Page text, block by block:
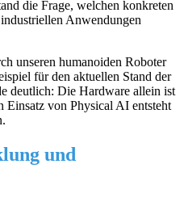
die Frage, welchen konkreten
Anwendungen
unseren humanoiden Roboter
für den aktuellen Stand der
deutlich: Die Hardware allein ist
Einsatz von Physical AI entsteht
und